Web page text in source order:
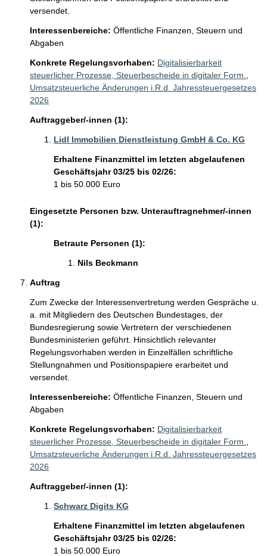
versendet.
Interessenbereiche: Öffentliche Finanzen, Steuern und
Abgaben
Konkrete Regelungsvorhaben: Digitalisierbarkeit
steuerlicher Prozesse, Steuerbescheide in digitaler Form.
Umsatzsteuerliche Änderungen i.R.d. Jahressteuergesetzes
2026
Auftraggeber/-innen (1):
Lidl Immobilien Dienstleistung GmbH & Co. KG
Erhaltene Finanzmittel im letzten abgelaufenen
Geschäftsjahr 03/25 bis 02/26:
1 bis 50.000 Euro
Eingesetzte Personen bzw. Unterauftragnehmer/-innen
(1):
Betraute Personen (1):
Nils Beckmann
Auftrag
Zum Zwecke der Interessenvertretung werden Gespräche u.
a. mit Mitgliedern des Deutschen Bundestages, der
Bundesregierung sowie Vertretern der verschiedenen
Bundesministerien geführt. Hinsichtlich relevanter
Regelungsvorhaben werden in Einzelfällen schriftliche
Stellungnahmen und Positionspapiere erarbeitet und
versendet.
Interessenbereiche: Öffentliche Finanzen, Steuern und
Abgaben
Konkrete Regelungsvorhaben: Digitalisierbarkeit
steuerlicher Prozesse, Steuerbescheide in digitaler Form.
Umsatzsteuerliche Änderungen i.R.d. Jahressteuergesetzes
2026
Auftraggeber/-innen (1):
Schwarz Digits KG
Erhaltene Finanzmittel im letzten abgelaufenen
Geschäftsjahr 03/25 bis 02/26:
1 bis 50.000 Euro